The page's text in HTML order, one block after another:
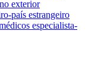
exterior
país estrangeiro
especialista-